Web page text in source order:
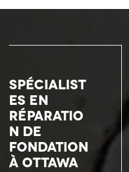
Spécialist
es en
réparatio
n de
fondation
à Ottawa